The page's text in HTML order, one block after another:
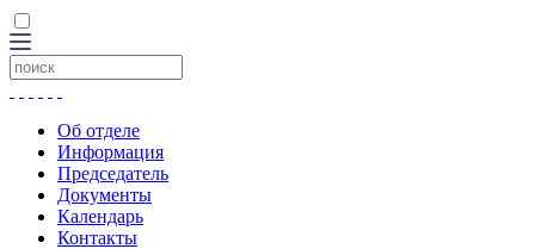
Об отделе
Информация
Председатель
Документы
Календарь
Контакты